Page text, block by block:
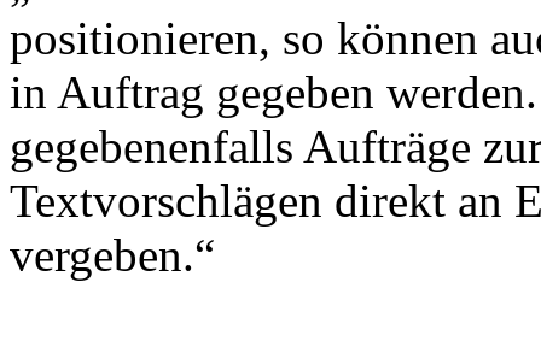
positionieren, so können
in Auftrag gegeben
gegebenenfalls Aufträge
Textvorschlägen direkt an
vergeben.“